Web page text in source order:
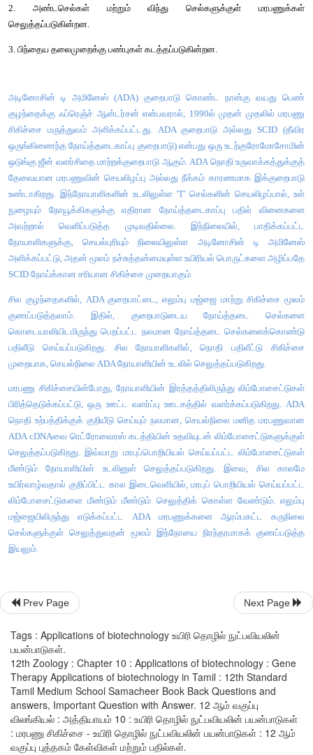
அட்டவணை 10.1 உடற்செல் மரபணு
மரபணுசிகிச்சைக்கும் இடையேயான வேறுபாடுகள்
உடற்செல் மரபணு சிகிச்சை
1. சிகிச்சையளிக்கும் மரபணுக்கள் (therapeutic genes)
மாற்றப்படுகின்றன
2. எலும்பு மஜ்ஜை செல்கள், இரத்த செல்கள், தோல்
செல்களுக்குள் மரபணுக்கள் செலுத்தப்படுகிறது.
3. பிந்தைய தலைமுறைக்கு பண்புகள் கடத்தப்படுவதில்லை .
இனச்செல் மரபணு சிகிச்சை
1. சிகிச்சையளிக்கும் மரபணுக்கள்  இனச்செல்களுக்குள்
2. அண்டசெல்கள் மற்றும் விந்து செல்களுக்குள்
செலுத்தப்படுகின்றன.
3. பிந்தைய தலைமுறைக்கு பண்புகள் கடத்தப்படுகின்றன.
அடினோசின் டி அமினேஸ் (ADA) குறைபாடு கொண்ட
குழந்தைக்கு ஃப்ரெஞ்ச் ஆன்டர்சன் என்பவரால், 1990ல் முதன்
சிகிச்சை மருத்துவம் அளிக்கப்பட்டது. ADA குறைபாடு
ஒடுங்கு ஜீன் வளர்சிதை மாற்றக்குறைபாடு ஆகும். ADA நொதி
தேவையான மரபணுவின் செயலிழப்பு அல்லது நீக்கம் காரணமாக
உண்டாகிறது. இந்நோயாளிகளின் உடலிலுள்ள 'T' செல்களின்
நுழையும் நோயூக்கிகளுக்கு எதிரான நோய்த்தடைகாப்பு
அவற்றால் வெளிப்படுத்த முடிவதில்லை. இந்நிலையில்,
நோயாளிகளுக்கு, செயல்புரியும் நிலையிலுள்ள
அளிக்கப்பட்டு, அதன் மூலம் நச்சுத்தன்மையுள்ள உயிரியல்
SCID நோய்க்கான சரியான சிகிச்சை முறையாகும்.
Prev Page Next Page
Tags : Applications of biotechnology உயிரி தொழில் நுட்பவியலின்
பயன்பாடுகள்.
12th Zoology : Chapter 10 : Applications of biotechnology : Gene
Therapy Applications of biotechnology in Tamil : 12th Standard
Tamil Medium School Samacheer Book Back Questions and
answers, Important Question with Answer. 12 ஆம் வகுப்பு
விலங்கியல் : அத்தியாயம் 10 : உயிரி தொழில் நுட்பவியலின் பயன்பாடுகள்
: மரபணு சிகிச்சை - உயிரி தொழில் நுட்பவியலின் பயன்பாடுகள் : 12 ஆம்
வகுப்பு புத்தகம் கேள்விகள் மற்றும் பதில்கள்.